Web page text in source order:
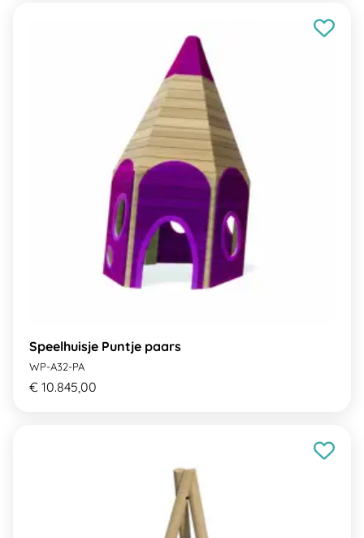
Speelhuisje Puntje paars
WP-A32-PA
€ 10.845,00